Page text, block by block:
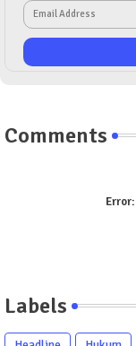
Comments
Error:
Labels